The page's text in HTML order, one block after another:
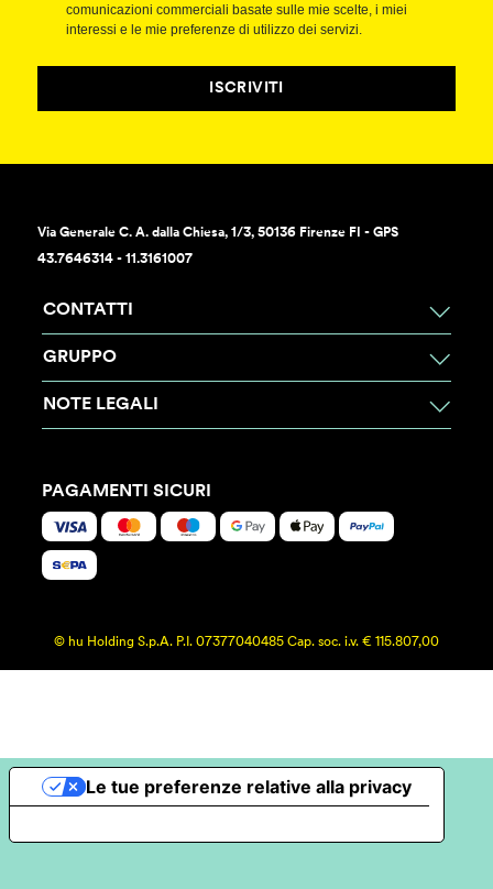
comunicazioni commerciali basate sulle mie scelte, i miei
interessi e le mie preferenze di utilizzo dei servizi.
ISCRIVITI
Via Generale C. A. dalla Chiesa, 1/3, 50136 Firenze FI - GPS
43.7646314 - 11.3161007
CONTATTI
GRUPPO
NOTE LEGALI
PAGAMENTI SICURI
© hu Holding S.p.A. P.I. 07377040485 Cap. soc. i.v. € 115.807,00
Le tue preferenze relative alla privacy